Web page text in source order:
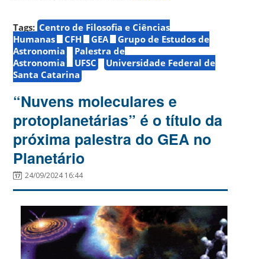
Tags: Centro de Filosofia e Ciências
Humanas
CFH GEA
Grupo de Estudos de
Astronomia
Palestra de
Astronomia
UFSC
Universidade Federal de
Santa Catarina
“Nuvens moleculares e
protoplanetárias” é o título da
próxima palestra do GEA no
Planetário
24/09/2024 16:44